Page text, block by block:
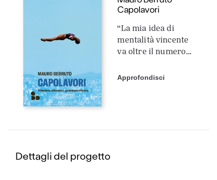
Capolavori
“La mia idea di
mentalità vincente
va oltre il numero
medaglie che si
pittore William
Approfondisci
Dettagli del progetto